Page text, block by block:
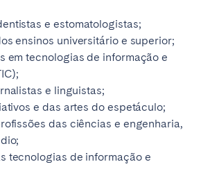
e estomatologistas;
ensinos universitário e superior;
em tecnologias de informação e
e linguistas;
e das artes do espetáculo;
das ciências e engenharia,
tecnologias de informação e